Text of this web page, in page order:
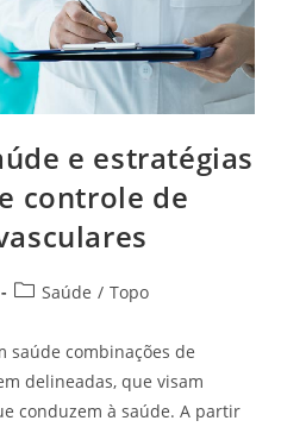
e estratégias
controle de
Saúde / Topo
saúde combinações de
delineadas, que visam
conduzem à saúde. A partir